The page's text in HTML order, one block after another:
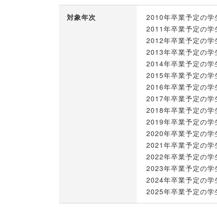
対象年次
2010年卒業予定の学
2011年卒業予定の学
2012年卒業予定の学
2013年卒業予定の学
2014年卒業予定の学
2015年卒業予定の学
2016年卒業予定の学
2017年卒業予定の学
2018年卒業予定の学
2019年卒業予定の学
2020年卒業予定の学
2021年卒業予定の学
2022年卒業予定の学
2023年卒業予定の学
2024年卒業予定の学
2025年卒業予定の学